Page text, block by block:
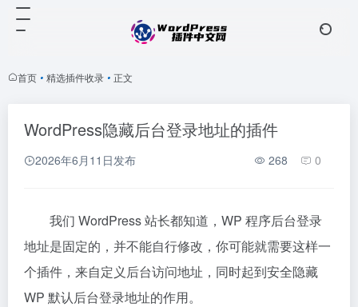
首页 • 精选插件收录 • 正文
WordPress隐藏后台登录地址的插件
2026年6月11日发布 268 0
我们 WordPress 站长都知道，WP 程序后台登录
地址是固定的，并不能自行修改，你可能就需要这样一
个插件，来自定义后台访问地址，同时起到安全隐藏
WP 默认后台登录地址的作用。